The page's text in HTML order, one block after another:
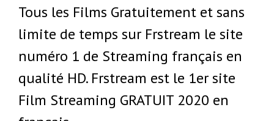
Tous les Films Gratuitement et sans
limite de temps sur Frstream le site
numéro 1 de Streaming français en
qualité HD. Frstream est le 1er site
Film Streaming GRATUIT 2020 en